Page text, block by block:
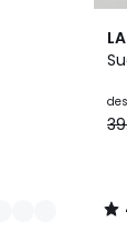
/
2
/